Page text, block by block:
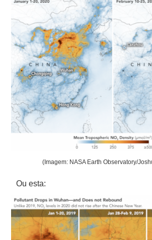
(Imagem: NASA Earth Observatory/
Ou esta: